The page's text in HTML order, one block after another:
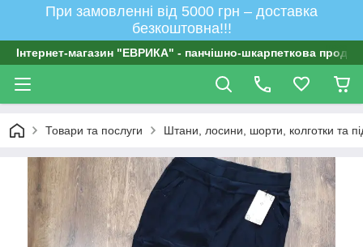
При замовленні від 5000 грн – доставка
безкоштовна!!!
Інтернет-магазин "ЕВРИКА" - панчішно-шкарпеткова
Товари та послуги Штани, лосини, шорти, колготки та